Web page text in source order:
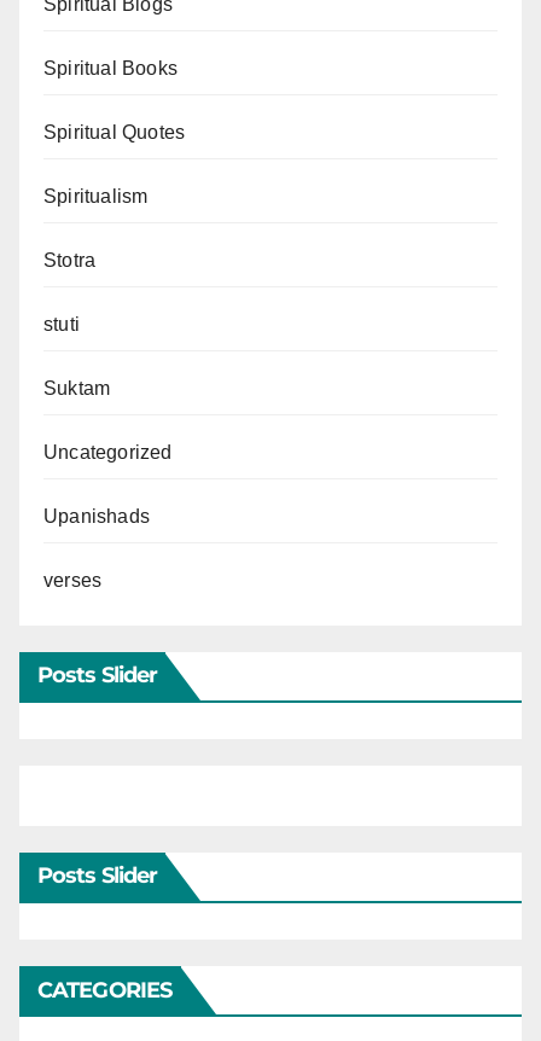
Spiritual Blogs
Spiritual Books
Spiritual Quotes
Spiritualism
Stotra
stuti
Suktam
Uncategorized
Upanishads
verses
Posts Slider
Posts Slider
CATEGORIES